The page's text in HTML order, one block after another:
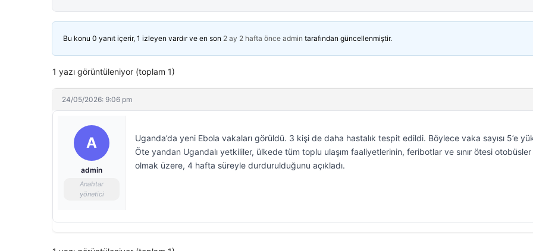
Bu konu 0 yanıt içerir, 1 izleyen vardır ve en son 2 ay 2 hafta önce admin tarafından güncellenmiştir.
1 yazı görüntüleniyor (toplam 1)
24/05/2026: 9:06 pm
A
admin
Anahtar
yönetici
Uganda’da yeni Ebola vakaları görüldü. 3 kişi de daha hastalık tespit edildi. Böylece vaka sayısı 5’e
Öte yandan Ugandalı yetkililer, ülkede tüm toplu ulaşım faaliyetlerinin, feribotlar ve sınır ötesi
olmak üzere, 4 hafta süreyle durdurulduğunu açıkladı.